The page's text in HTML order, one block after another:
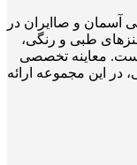
آسمان و صاایران در
لنزهای طبی و رنگی،
معاینه تخصصی
این مجموعه ارائه